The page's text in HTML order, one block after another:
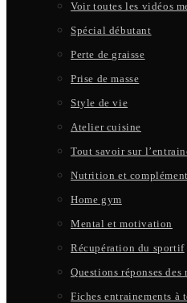
Voir toutes les vidéos
Spécial débutant
Perte de graisse
Prise de masse
Style de vie
Atelier cuisine
Tout savoir sur
Nutrition et
Home gym
Mental et motivation
Récupération du sportif
Questions réponses des
Fiches entrainements à